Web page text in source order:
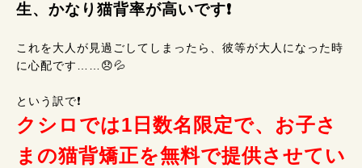
生、かなり猫背率が高いです❗
これを大人が見過ごしてしまったら、彼等が大人になった時
に心配です……😞💦
という訳で❗
クシロでは1日数名限定で、お子さ
まの猫背矯正を無料で提供させてい